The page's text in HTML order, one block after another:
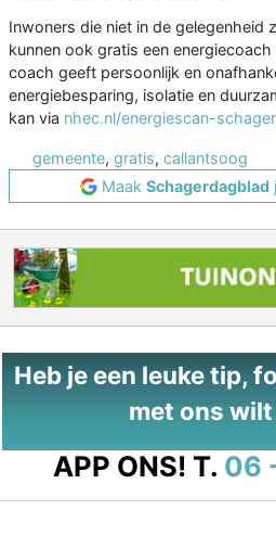
Inwoners die niet in de gelegenheid
kunnen ook gratis een
coach geeft persoonlijk en
energiebesparing, isolatie en
kan via nhec.nl/energiescan-
gemeente, gratis, callantsoog
Maak Schagerdagblad
Heb je een leuke tip,
met ons
APP ONS! T. 06